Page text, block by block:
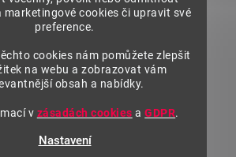
marketingové cookies či upravit své
preference.
cookies nám pomůžete zlepšit
na webu a zobrazovat vám
obsah a nabídky.
v zásadách cookies aGDPR.
Nastavení